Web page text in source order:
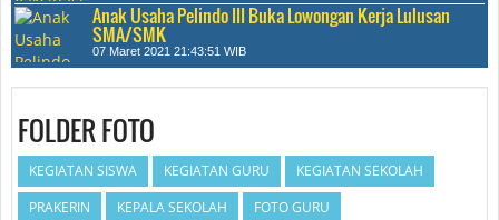
Anak Usaha Pelindo III Buka Lowongan Kerja Lulusan
SMA/SMK
07 Maret 2021 21:43:51 WIB
FOLDER FOTO
KEGIATAN SISWA KEGIATAN GURU
KEGIATAN SEKOLAH
PRAKERIN
KEPALA SEKOLAH FOTO GURU